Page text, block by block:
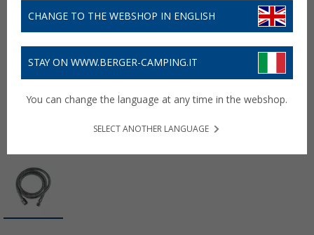
CHANGE TO THE WEBSHOP IN ENGLISH
STAY ON WWW.BERGER-CAMPING.IT
You can change the language at any time in the webshop.
SELECT ANOTHER LANGUAGE